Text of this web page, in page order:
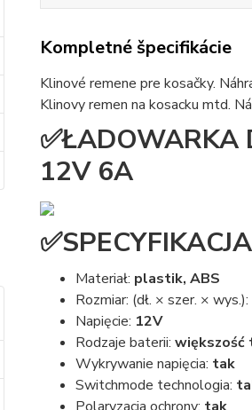
Kompletné špecifikácie
Klinové remene pre kosačky.
Klinovy remen na kosacku mtd.
✅ŁADOWARKA
12V 6A
✅SPECYFIKACJA
Materiał: plastik, ABS
Rozmiar: (dł. × szer. × wys.):
Napięcie: 12V
Rodzaje baterii: większość
Wykrywanie napięcia: tak
Switchmode technologia: